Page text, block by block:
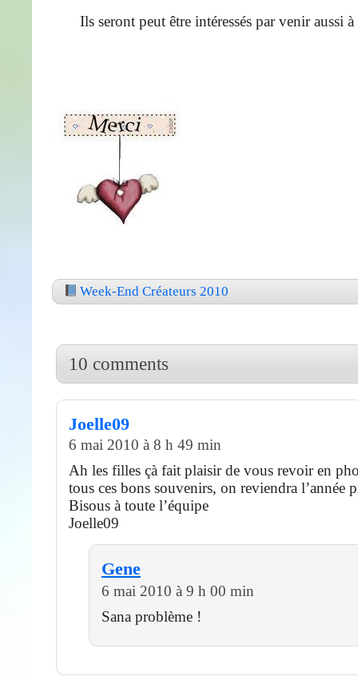
Ils seront peut être intéressés par venir aussi à
Week-End Créateurs 2010
10 comments
Joelle09
6 mai 2010 à 8 h 49 min
Ah les filles çà fait plaisir de vous revoir en
tous ces bons souvenirs, on reviendra l’année
Bisous à toute l’équipe
Joelle09
Gene
6 mai 2010 à 9 h 00 min
Sana problème !